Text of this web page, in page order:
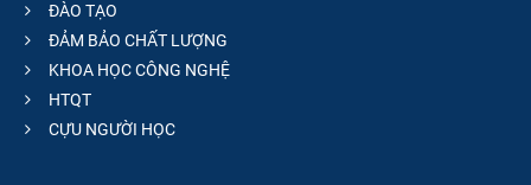
ĐÀO TẠO
ĐẢM BẢO CHẤT LƯỢNG
KHOA HỌC CÔNG NGHỆ
HTQT
CỰU NGƯỜI HỌC